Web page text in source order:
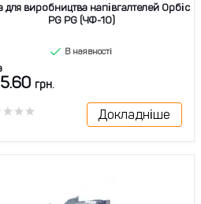
для виробництва напівгалтелей Орбіс
PG PG (ЧФ-10)
В наявності
грн.
Докладніше